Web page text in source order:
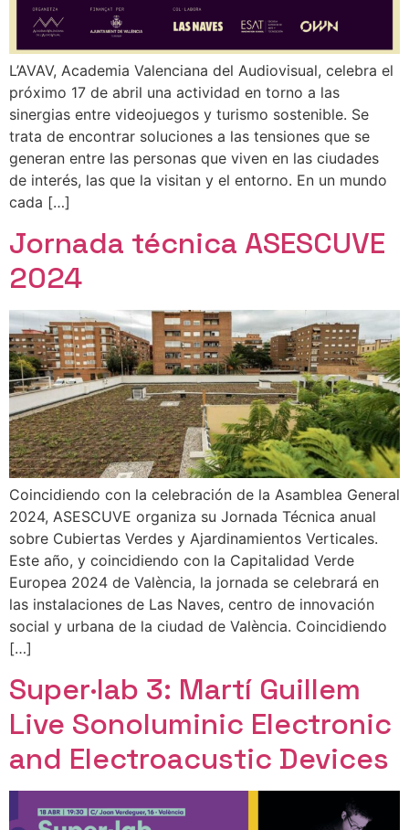
L’AVAV, Academia Valenciana del Audiovisual, celebra el
próximo 17 de abril una actividad en torno a las
sinergias entre videojuegos y turismo sostenible. Se
trata de encontrar soluciones a las tensiones que se
generan entre las personas que viven en las ciudades
de interés, las que la visitan y el entorno. En un mundo
cada […]
Jornada técnica ASESCUVE
2024
Coincidiendo con la celebración de la Asamblea General
2024, ASESCUVE organiza su Jornada Técnica anual
sobre Cubiertas Verdes y Ajardinamientos Verticales.
Este año, y coincidiendo con la Capitalidad Verde
Europea 2024 de València, la jornada se celebrará en
las instalaciones de Las Naves, centro de innovación
social y urbana de la ciudad de València. Coincidiendo
[…]
Super·lab 3: Martí Guillem
Live Sonoluminic Electronic
and Electroacustic Devices